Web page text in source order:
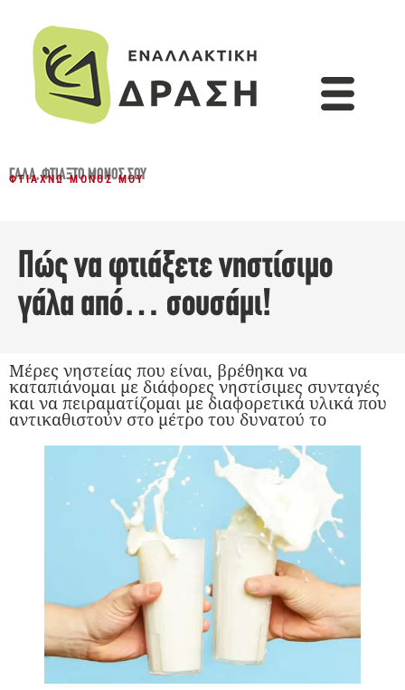
ΓΆΛΑ,ΦΤΙΆΞΤΟ ΜΌΝΟΣ ΣΟΥ
ΦΤΙΆΧΝΩ ΜΌΝΟΣ ΜΟΥ
Πώς να φτιάξετε νηστίσιμο
γάλα από… σουσάμι!
Μέρες νηστείας που είναι, βρέθηκα να
καταπιάνομαι με διάφορες νηστίσιμες συνταγές
και να πειραματίζομαι με διαφορετικά υλικά που
αντικαθιστούν στο μέτρο του δυνατού το